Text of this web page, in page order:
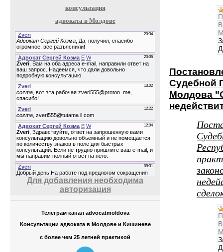
консультация
адвоката в Молдове
Для добавления необходима
авторизация
Телеграм канал advocatmoldova
Консультации адвоката в Молдове и Кишиневе
с более чем 25 летней практикой
Судебной
Молдова